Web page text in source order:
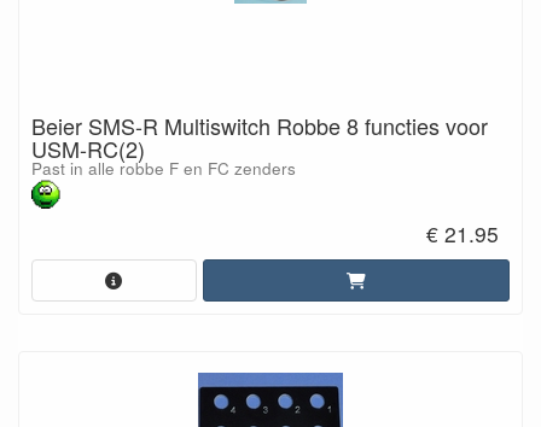
Beier SMS-R Multiswitch Robbe 8 functies voor
USM-RC(2)
Past in alle robbe F en FC zenders
€ 21.95